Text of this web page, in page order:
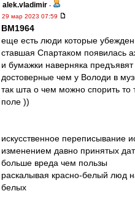
alek.vladimir -
29 мар 2023 07:59
BM1964
еще есть люди которые
ставшая Спартаком появилась
и бумажки наверняка
достоверные чем у Володи в
так шта о чем можно спорить то
поле ))
искусственное переписывание
изменением давно принятых
больше вреда чем пользы
раскалывая красно-белый люд
белых